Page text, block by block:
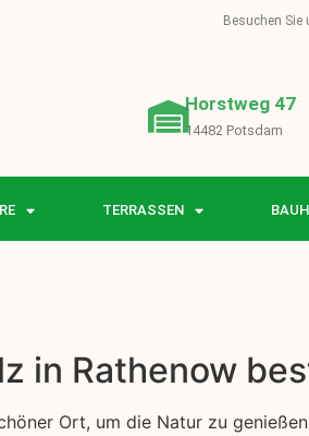
Besuchen
Horstweg 47
14482 Potsdam
TERRASSEN
in Rathenow
Ort, um die Natur zu